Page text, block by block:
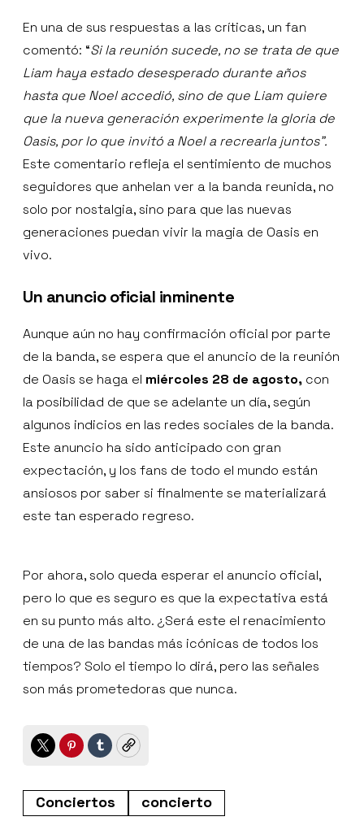
En una de sus respuestas a las críticas, un fan
comentó: “Si la reunión sucede, no se trata de que
Liam haya estado desesperado durante años
hasta que Noel accedió, sino de que Liam quiere
que la nueva generación experimente la gloria de
Oasis, por lo que invitó a Noel a recrearla juntos”.
Este comentario refleja el sentimiento de muchos
seguidores que anhelan ver a la banda reunida, no
solo por nostalgia, sino para que las nuevas
generaciones puedan vivir la magia de Oasis en
vivo.
Un anuncio oficial inminente
Aunque aún no hay confirmación oficial por parte
de la banda, se espera que el anuncio de la reunión
de Oasis se haga el miércoles 28 de agosto, con
la posibilidad de que se adelante un día, según
algunos indicios en las redes sociales de la banda.
Este anuncio ha sido anticipado con gran
expectación, y los fans de todo el mundo están
ansiosos por saber si finalmente se materializará
este tan esperado regreso.
Por ahora, solo queda esperar el anuncio oficial,
pero lo que es seguro es que la expectativa está
en su punto más alto. ¿Será este el renacimiento
de una de las bandas más icónicas de todos los
tiempos? Solo el tiempo lo dirá, pero las señales
son más prometedoras que nunca.
TwitterPinterest
TumblrCopy
Conciertos concierto